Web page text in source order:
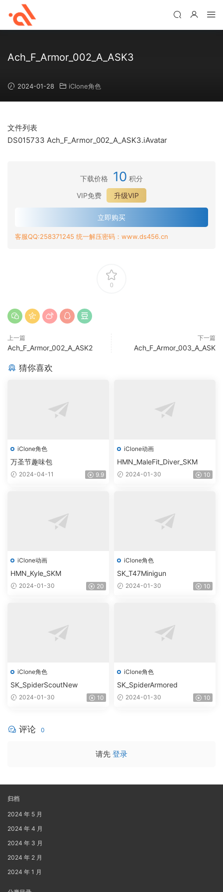
Ach_F_Armor_002_A_ASK3
2024-01-28 iClone角色
文件列表
DS015733 Ach_F_Armor_002_A_ASK3.iAvatar
下载价格 10 积分
VIP免费
升级VIP
立即购买
客服QQ:258371245 统一解压密码：www.ds456.cn
0
上一篇
Ach_F_Armor_002_A_ASK2
下一篇
Ach_F_Armor_003_A_ASK
猜你喜欢
iClone角色
万圣节趣味包
2024-04-11 9.9
iClone动画
HMN_MaleFit_Diver_SKM
2024-01-30 10
iClone动画
HMN_Kyle_SKM
2024-01-30 20
iClone角色
SK_T47Minigun
2024-01-30 10
iClone角色
SK_SpiderScoutNew
2024-01-30 10
iClone角色
SK_SpiderArmored
2024-01-30 10
评论 0
请先 登录
归档
2024 年 5 月
2024 年 4 月
2024 年 3 月
2024 年 2 月
2024 年 1 月